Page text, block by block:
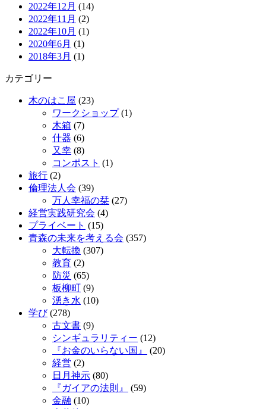
2022年12月 (14)
2022年11月 (2)
2022年10月 (1)
2020年6月 (1)
2018年3月 (1)
カテゴリー
木のはこ屋 (23)
ワークショップ(1)
木箱 (7)
什器 (6)
又幸 (8)
コンポスト (1)
旅行 (2)
倫理法人会 (39)
万人幸福の栞 (27)
経営実践研究会 (4)
プライベート (15)
青森の未来を考える会 (357)
大転換 (307)
教育 (2)
防災 (65)
板柳町 (9)
湧き水 (10)
学び(278)
古文書 (9)
シンギュラリティー (12)
『お金のいらない国』
(20)
経営 (2)
日月神示 (80)
『ガイアの法則』
(59)
金融 (10)